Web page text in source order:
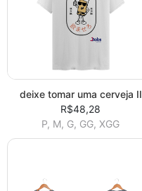
deixe tomar uma cerveja II
R$48,28
P, M, G, GG, XGG